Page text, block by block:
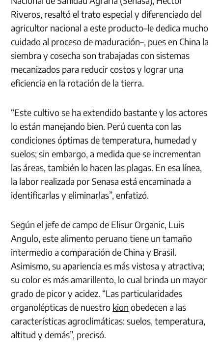
Riveros, resaltó el trato especial y diferenciado del
agricultor nacional a este producto–le dedica mucho
cuidado al proceso de maduración–, pues en China la
siembra y cosecha son trabajadas con sistemas
mecanizados para reducir costos y lograr una
eficiencia en la rotación de la tierra.
“Este cultivo se ha extendido bastante y los actores
lo están manejando bien. Perú cuenta con las
condiciones óptimas de temperatura, humedad y
suelos; sin embargo, a medida que se incrementan
las áreas, también lo hacen las plagas. En esa línea,
la labor realizada por Senasa está encaminada a
identificarlas y eliminarlas”, enfatizó.
Según el jefe de campo de Elisur Organic, Luis
Angulo, este alimento peruano tiene un tamaño
intermedio a comparación de China y Brasil.
Asimismo, su apariencia es más vistosa y atractiva;
su color es más amarillento, lo cual brinda un mayor
grado de picor y acidez. “Las particularidades
organolépticas de nuestro kion obedecen a las
características agroclimáticas: suelos, temperatura,
altitud y demás”, precisó.